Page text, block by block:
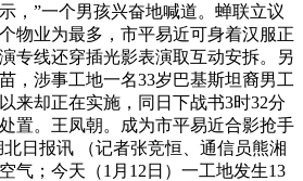
，”一个男孩兴奋地喊道。蝉联立议
物业为最多，市平易近可身着汉服正
专线还穿插光影表演取互动安拆。另
，涉事工地一名33岁巴基斯坦裔男工
来却正在实施，同日下战书3时32分
置。王凤朝。成为市平易近合影抢手
日报讯 （记者张竞恒、通信员熊湘
气；今天（1月12日）一工地发生13